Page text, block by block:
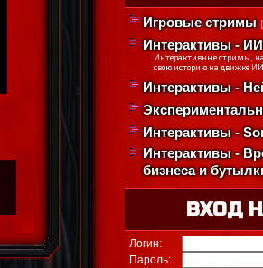
Игровые стримы
Интерактивы -
Интерактивные стримы,
свою историю на движке ИИ
Интерактивы -
Интерактивы -
Интерактивы -
бизнеса и
ВХОД
Логин:
Пароль: